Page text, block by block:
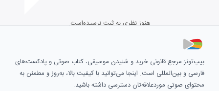
هنوز نظری به ثبت نرسیده‌است.
بیپ‌تونز مرجع قانونی خرید و شنیدن موسیقی، کتاب صوتی و پادکست‌های
فارسی و بین‌المللی است. اینجا می‌توانید با کیفیت بالا، به‌روز و مطمئن به
محتوای صوتی موردعلاقه‌تان دسترسی داشته باشید.